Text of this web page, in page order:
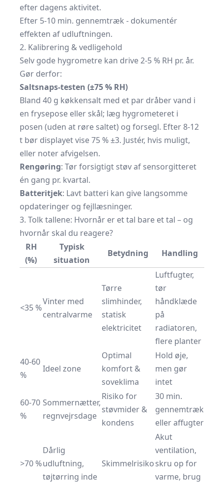
efter dagens aktivitet.
Efter 5-10 min. gennemtræk - dokumentér
effekten af udluftningen.
2. Kalibrering & vedligehold
Selv gode hygrometre kan drive 2-5 % RH pr. år.
Gør derfor:
Saltsnaps-testen (±75 % RH)
Bland 40 g køkkensalt med et par dråber vand i
en frysepose eller skål; læg hygrometeret i
posen (uden at røre saltet) og forsegl. Efter 8-12
t bør displayet vise 75 % ±3. Justér, hvis muligt,
eller noter afvigelsen.
Rengøring: Tør forsigtigt støv af sensorgitteret
én gang pr. kvartal.
Batteritjek: Lavt batteri kan give langsomme
opdateringer og fejllæsninger.
3. Tolk tallene: Hvornår er et tal bare et tal – og
hvornår skal du reagere?
RH
(%)
Typisk
situation
Betydning Handling
<35 %
Vinter med
centralvarme
Tørre
slimhinder,
statisk
elektricitet
Luftfugter,
tør
håndklæde
på
radiatoren,
flere planter
40-60
%
Ideel zone
Optimal
komfort &
soveklima
Hold øje,
men gør
intet
60-70
%
Sommernætter,
regnvejrsdage
Risiko for
støvmider &
kondens
30 min.
gennemtræk
eller affugter
>70 %
Dårlig
udluftning,
tøjtørring inde
Skimmelrisiko
Akut
ventilation,
skru op for
varme, brug